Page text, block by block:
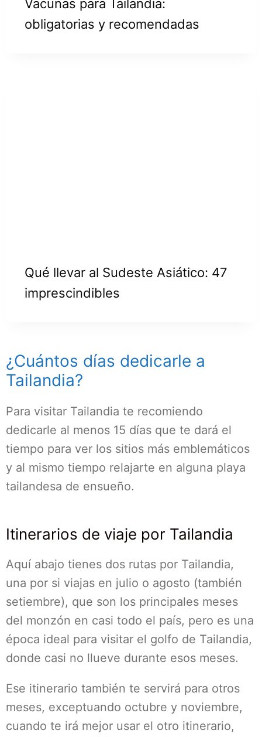
Vacunas para Tailandia:
obligatorias y recomendadas
Qué llevar al Sudeste Asiático: 47
imprescindibles
¿Cuántos días dedicarle a
Tailandia?
Para visitar Tailandia te recomiendo
dedicarle al menos 15 días que te dará el
tiempo para ver los sitios más emblemáticos
y al mismo tiempo relajarte en alguna playa
tailandesa de ensueño.
Itinerarios de viaje por Tailandia
Aquí abajo tienes dos rutas por Tailandia,
una por si viajas en julio o agosto (también
setiembre), que son los principales meses
del monzón en casi todo el país, pero es una
época ideal para visitar el golfo de Tailandia,
donde casi no llueve durante esos meses.
Ese itinerario también te servirá para otros
meses, exceptuando octubre y noviembre,
cuando te irá mejor usar el otro itinerario,